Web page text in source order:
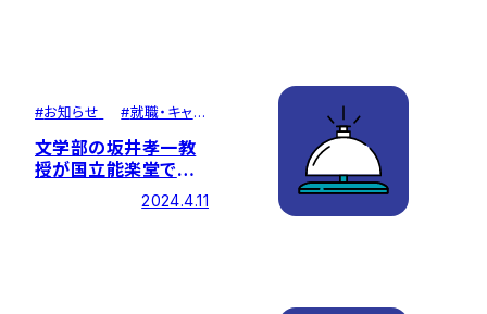
#お知らせ #就職・キャリ
文学部の坂井孝一教
授が国立能楽堂で能・
狂言の曲目解説を行
2024.4.11